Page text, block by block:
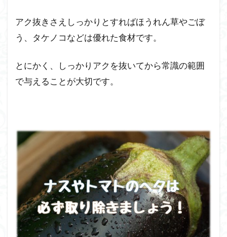
アク抜きさえしっかりとすればほうれん草やごぼ
う、タケノコなどは優れた食材です。
とにかく、しっかりアクを抜いてから常識の範囲
で与えることが大切です。